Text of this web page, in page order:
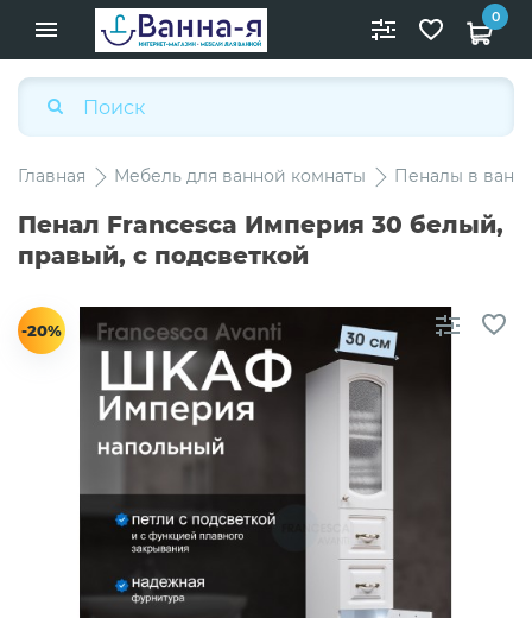
0
Главная Мебель для ванной комнаты Пеналы в
Пенал Francesca Империя 30 белый,
правый, с подсветкой
-20%